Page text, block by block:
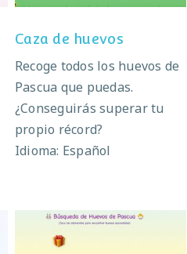
Caza de huevos
Recoge todos los huevos de
Pascua que puedas.
¿Conseguirás superar tu
propio récord?
Idioma: Español